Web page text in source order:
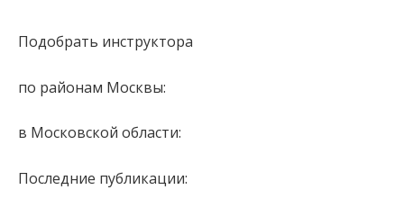
Подобрать инструктора
по районам Москвы:
в Московской области:
Последние публикации: